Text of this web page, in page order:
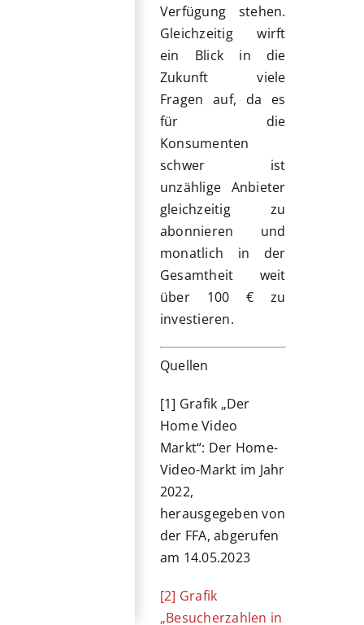
Verfügung stehen.
Gleichzeitig wirft
ein Blick in die
Zukunft viele
Fragen auf, da es
für die
Konsumenten
schwer ist
unzählige Anbieter
gleichzeitig zu
abonnieren und
monatlich in der
Gesamtheit weit
über 100 € zu
investieren.
Quellen
[1] Grafik „Der
Home Video
Markt“: Der Home-
Video-Markt im Jahr
2022,
herausgegeben von
der FFA, abgerufen
am 14.05.2023
[2] Grafik
„Besucherzahlen in